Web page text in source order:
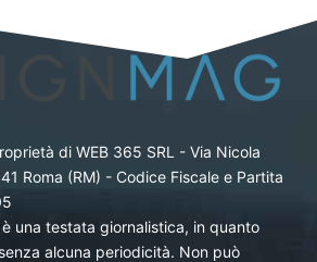
di WEB 365 SRL - Via Nicola
Roma (RM) - Codice Fiscale e Partita
una testata giornalistica, in quanto
alcuna periodicità. Non può